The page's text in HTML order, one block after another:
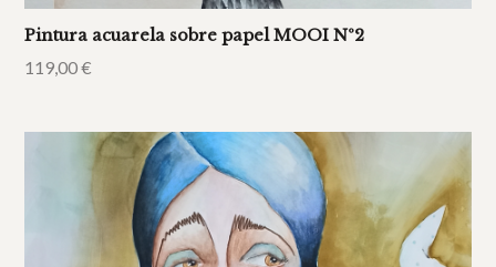
Pintura acuarela sobre papel MOOI Nº2
119,00€